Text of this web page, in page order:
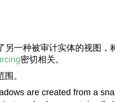
另一种被审计实体的视图，
密切相关。
。
are created from a